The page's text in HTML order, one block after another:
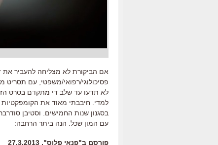
אם הביקורת לא מצליחה להעביר את
פסיכולוגי/רפואי/משפטי, עם
לא תדעו עד שלב די מתקדם בסרט הזה
למדי. חיבבתי מאוד את הקומפקטיות
בסגנון שנות החמישים. וסטיבן
עם המון שכל. הנה ביתר הרחבה:
פורסם ב"פנאי פלוס", 27.3.2013